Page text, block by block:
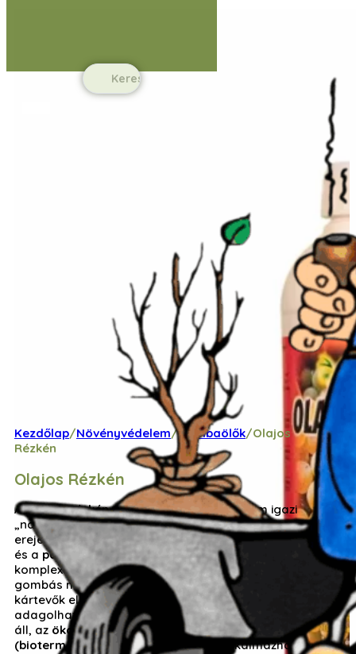
Search
...
Kezdőlap/Növényvédelem/Gombaölők/Olajos
Rézkén
Olajos Rézkén
AOlajos Rézkéna házikerti növényvédelem igazi
„nagyágyúja”, mivel három különböző hatóanyag
erejét egyesíti egyetlen készítményben. Aréz, akén
és a paraffinolaj
kombinációja révén ez a szer
komplex védelmet nyújt a baktériumos fertőzések, a
gombás megbetegedések, valamint az áttelelő
kártevők ellen. Folyékony formulája könnyen
adagolható, és mivel természetes alapanyagokból
áll, az ökológiai gazdálkodásban
(biotermesztésben) is teljes körűen alkalmazható.